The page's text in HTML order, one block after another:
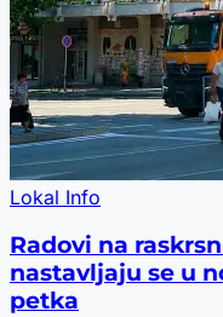
Lokal Info
Radovi na
nastavljaju se u
petka